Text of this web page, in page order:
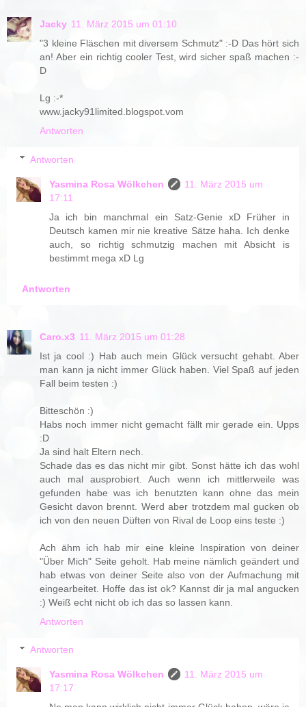
Jacky 11. März 2015 um 01:10
"3 kleine Fläschen mit diversem Schmutz" :-D Das hört sich
an! Aber ein richtig cooler Test, wird sicher spaß machen :-
D
Lg :-*
www.jacky91limited.blogspot.vom
Antworten
Antworten
Yasmina Rosa Wölkchen
11. März 2015 um
17:11
Ja ich bin manchmal ein Satz-Genie xD Früher in
Deutsch kamen mir nie kreative Sätze haha. Ich denke
auch, so richtig schmutzig machen mit Absicht is
bestimmt mega xD Lg
Antworten
Caro.x3 11. März 2015 um 01:28
Ist ja cool :) Hab auch mein Glück versucht gehabt. Aber
man kann ja nicht immer Glück haben. Viel Spaß auf jeden
Fall beim testen :)
Bitteschön :)
Habs noch immer nicht gemacht fällt mir gerade ein. Upps
:D
Ja sind halt Eltern nech.
Schade das es das nicht mir gibt. Sonst hätte ich das wohl
auch mal ausprobiert. Auch wenn ich mittlerweile was
gefunden habe was ich benutzten kann ohne das mein
Gesicht davon brennt. Werd aber trotzdem mal gucken ob
ich von den neuen Düften von Rival de Loop eins teste :)
Ach ähm ich hab mir eine kleine Inspiration von deiner
"Über Mich" Seite geholt. Hab meine nämlich geändert und
hab etwas von deiner Seite also von der Aufmachung mit
eingearbeitet. Hoffe das ist ok? Kannst dir ja mal angucken
:) Weiß echt nicht ob ich das so lassen kann.
Antworten
Antworten
Yasmina Rosa Wölkchen
11. März 2015 um
17:17